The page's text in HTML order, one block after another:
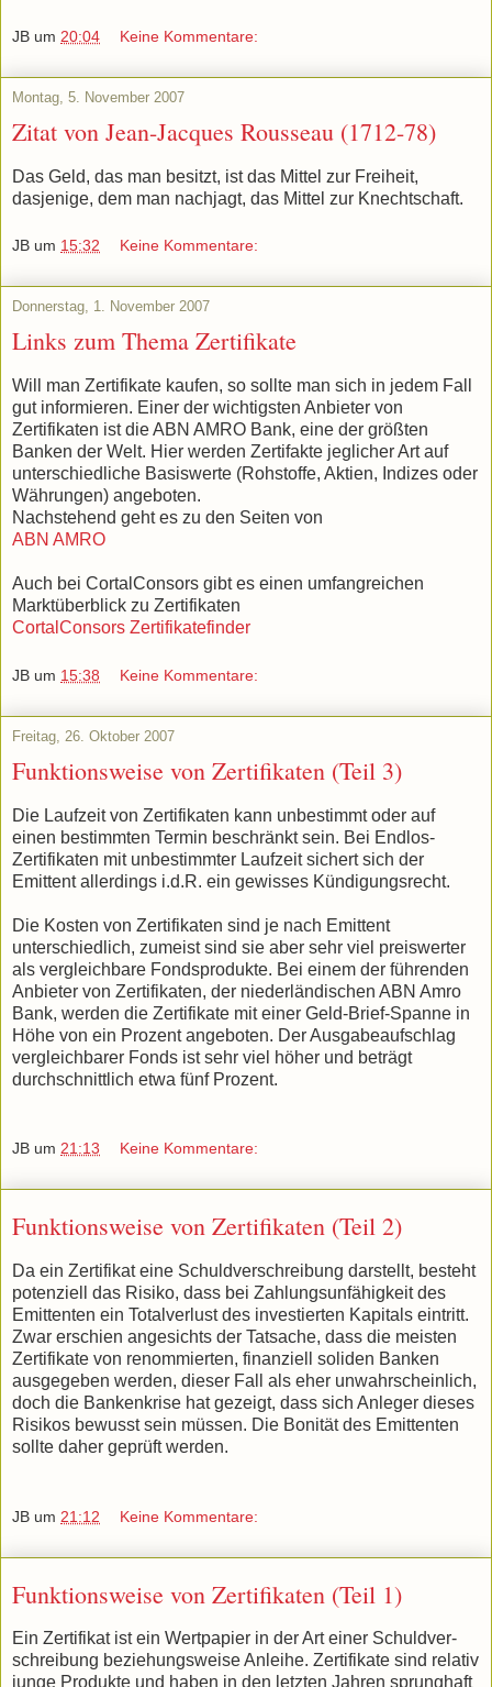
JB um 20:04 Keine Kommentare:
Montag, 5. November 2007
Zitat von Jean-Jacques Rousseau (1712-78)
Das Geld, das man besitzt, ist das Mittel zur Freiheit,
dasjenige, dem man nachjagt, das Mittel zur Knechtschaft.
JB um 15:32 Keine Kommentare:
Donnerstag, 1. November 2007
Links zum Thema Zertifikate
Will man Zertifikate kaufen, so sollte man sich in jedem Fall
gut informieren. Einer der wichtigsten Anbieter von
Zertifikaten ist die ABN AMRO Bank, eine der größten
Banken der Welt. Hier werden Zertifakte jeglicher Art auf
unterschiedliche Basiswerte (Rohstoffe, Aktien, Indizes oder
Währungen) angeboten.
Nachstehend geht es zu den Seiten von
ABN AMRO
Auch bei CortalConsors gibt es einen umfangreichen
Marktüberblick zu Zertifikaten
CortalConsors Zertifikatefinder
JB um 15:38 Keine Kommentare:
Freitag, 26. Oktober 2007
Funktionsweise von Zertifikaten (Teil 3)
Die Laufzeit von Zertifikaten kann unbestimmt oder auf
einen bestimmten Termin beschränkt sein. Bei Endlos-
Zertifikaten mit unbestimmter Laufzeit sichert sich der
Emittent allerdings i.d.R. ein gewisses Kündigungsrecht.
Die Kosten von Zertifikaten sind je nach Emittent
unterschiedlich, zumeist sind sie aber sehr viel preiswerter
als vergleichbare Fondsprodukte. Bei einem der führenden
Anbieter von Zertifikaten, der niederländischen ABN Amro
Bank, werden die Zertifikate mit einer Geld-Brief-Spanne in
Höhe von ein Prozent angeboten. Der Ausgabeaufschlag
vergleichbarer Fonds ist sehr viel höher und beträgt
durchschnittlich etwa fünf Prozent.
JB um 21:13 Keine Kommentare:
Funktionsweise von Zertifikaten (Teil 2)
Da ein Zertifikat eine Schuldverschreibung darstellt, besteht
potenziell das Risiko, dass bei Zahlungsunfähigkeit des
Emittenten ein Totalverlust des investierten Kapitals eintritt.
Zwar erschien angesichts der Tatsache, dass die meisten
Zertifikate von renommierten, finanziell soliden Banken
ausgegeben werden, dieser Fall als eher unwahrscheinlich,
doch die Bankenkrise hat gezeigt, dass sich Anleger dieses
Risikos bewusst sein müssen. Die Bonität des Emittenten
sollte daher geprüft werden.
JB um 21:12 Keine Kommentare:
Funktionsweise von Zertifikaten (Teil 1)
Ein Zertifikat ist ein Wertpapier in der Art einer Schuldver­
schrei­bung beziehungsweise Anleihe. Zertifikate sind relativ
junge Produkte und haben in den letzten Jahren sprunghaft